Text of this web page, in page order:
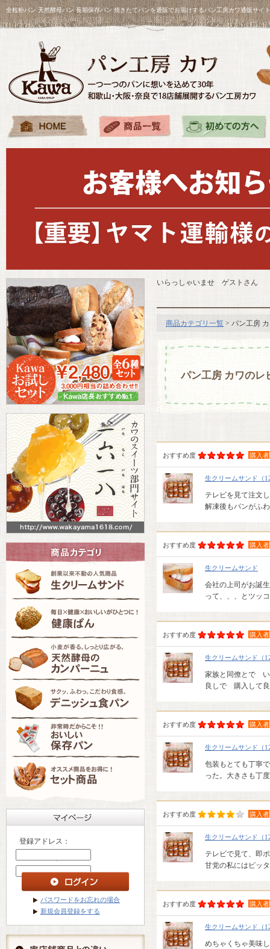
全粒粉パン 天然酵母パン 長期保存パン 焼きたてパンを通販でお届けするパン工房カワ通販サイト
登録アドレス：
パスワードをお忘れの場合
新規会員登録をする
いらっしゃいませ ゲストさん
商品カテゴリ一覧> パン工房
パン工房 カワのレ
おすすめ度 購入者
生クリームサンド（
テレビを見て注文
解凍後もパンがふ
おすすめ度 購入者
生クリームサンド
会社の上司がお誕
って、、、とツッ
おすすめ度 購入者
生クリームサンド（
家族と同僚とで
良しで 購入して
おすすめ度 購入者
生クリームサンド（
包装もとても丁寧
った。大きさも丁
おすすめ度 購入者
生クリームサンド（
テレビで見て、即
甘党の私にはピッ
おすすめ度 購入者
生クリームサンド（
めちゃくちゃ美味